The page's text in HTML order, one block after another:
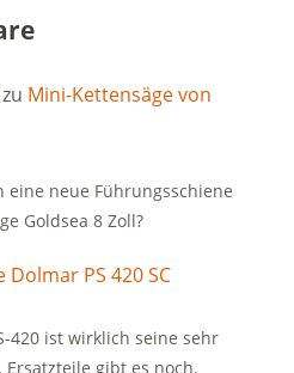
Mini-Kettensäge von
eine neue Führungsschiene
Goldsea 8 Zoll?
Dolmar PS 420 SC
420 ist wirklich seine sehr
Ersatzteile gibt es noch.